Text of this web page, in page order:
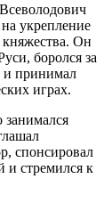
укрепление
княжества. Он
боролся за
и принимал
играх.
занимался
спонсировал
и стремился к